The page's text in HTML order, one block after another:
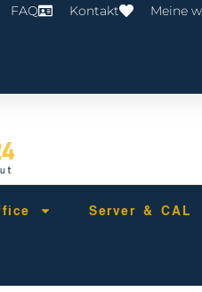
FAQ Kontakt Meine
Server & CAL